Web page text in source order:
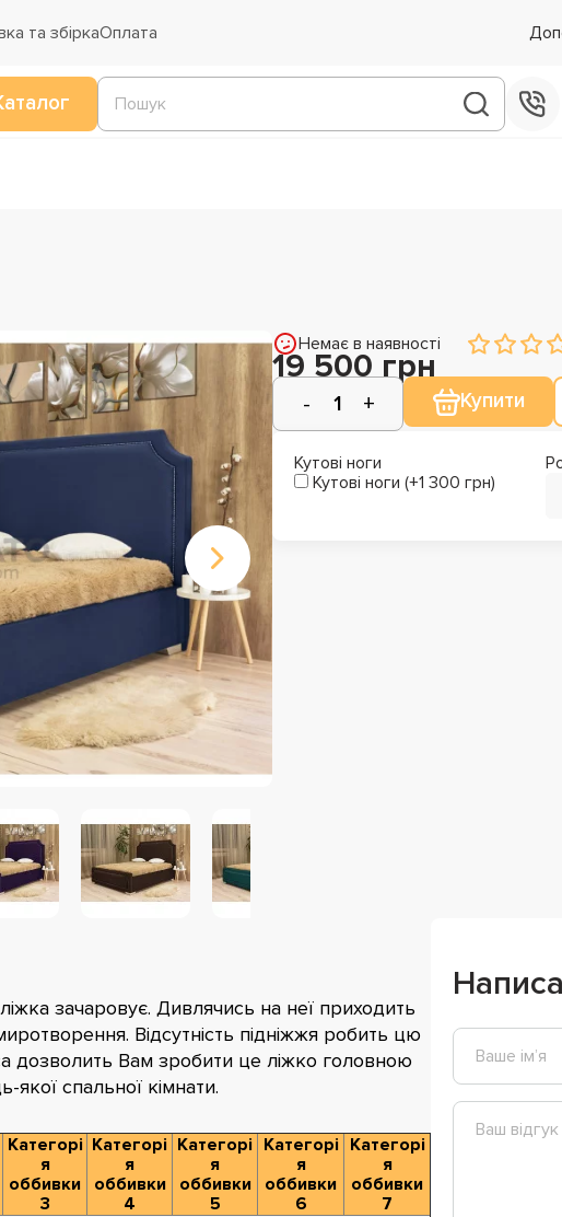
та збіркаОплата
Немає в наявності
19 500 грн
Купити
Кутові ноги
Кутові ноги (+1 300 грн)
зачаровує. Дивлячись на неї приходить
Відсутність підніжжя робить цю
дозволить Вам зробити це ліжко головною
якої спальної кімнати.
Категорі
я
оббивки
3
Категорі
я
оббивки
4
Категорі
я
оббивки
5
Категорі
я
оббивки
6
Категорі
я
оббивки
7